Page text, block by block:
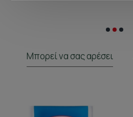
Μπορεί να σας αρέσει